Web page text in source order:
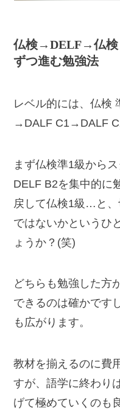
仏検→DELF→仏
ずつ進む勉強法
レベル的には、仏
→DALF C1→DALF
まず仏検準1級から
DELF B2を集中的に
戻して仏検1級…と
ではないかというひ
ょうか？(笑)
どちらも勉強した方
できるのは確かです
も広がります。
教材を揃えるのに費
すが、語学に終わり
げて極めていくのも